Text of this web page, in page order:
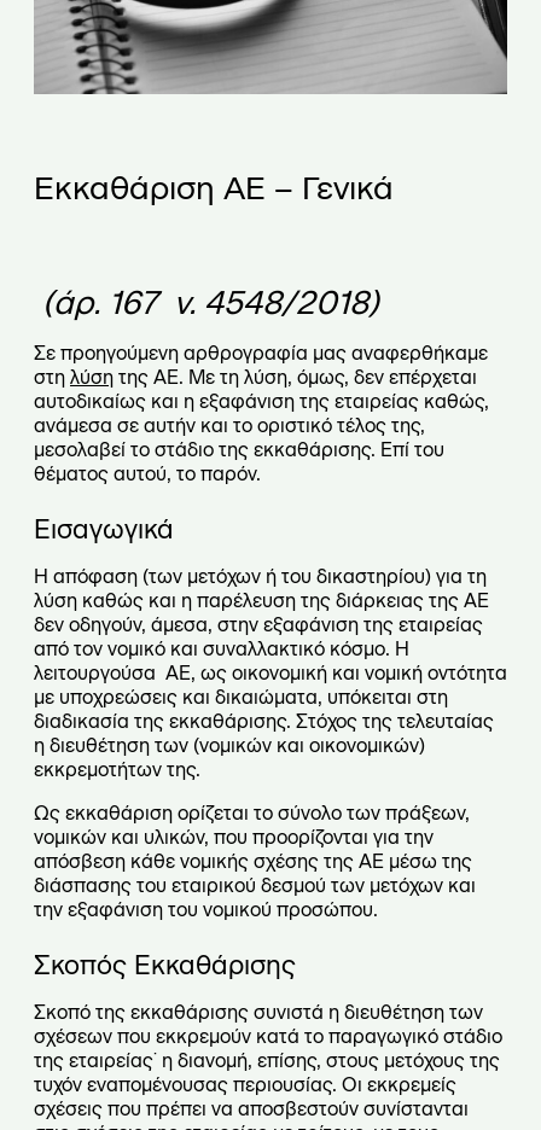
Εκκαθάριση ΑΕ – Γενικά
(άρ. 167 ν. 4548/2018)
Σε προηγούμενη αρθρογραφία μας αναφερθήκαμε
στη λύση της ΑΕ. Με τη λύση, όμως, δεν επέρχεται
αυτοδικαίως και η εξαφάνιση της εταιρείας καθώς,
ανάμεσα σε αυτήν και το οριστικό τέλος της,
μεσολαβεί το στάδιο της εκκαθάρισης. Επί του
θέματος αυτού, το παρόν.
Εισαγωγικά
Η απόφαση (των μετόχων ή του δικαστηρίου) για τη
λύση καθώς και η παρέλευση της διάρκειας της ΑΕ
δεν οδηγούν, άμεσα, στην εξαφάνιση της εταιρείας
από τον νομικό και συναλλακτικό κόσμο. Η
λειτουργούσα ΑΕ, ως οικονομική και νομική οντότητα
με υποχρεώσεις και δικαιώματα, υπόκειται στη
διαδικασία της εκκαθάρισης. Στόχος της τελευταίας
η διευθέτηση των (νομικών και οικονομικών)
εκκρεμοτήτων της.
Ως εκκαθάριση ορίζεται το σύνολο των πράξεων,
νομικών και υλικών, που προορίζονται για την
απόσβεση κάθε νομικής σχέσης της ΑΕ μέσω της
διάσπασης του εταιρικού δεσμού των μετόχων και
την εξαφάνιση του νομικού προσώπου.
Σκοπός Εκκαθάρισης
Σκοπό της εκκαθάρισης συνιστά η διευθέτηση των
σχέσεων που εκκρεμούν κατά το παραγωγικό στάδιο
της εταιρείας˙ η διανομή, επίσης, στους μετόχους της
τυχόν εναπομένουσας περιουσίας. Οι εκκρεμείς
σχέσεις που πρέπει να αποσβεστούν συνίστανται